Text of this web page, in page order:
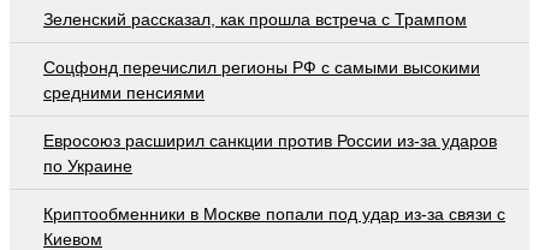
Зеленский рассказал, как прошла встреча с Трампом
Соцфонд перечислил регионы РФ с самыми высокими
средними пенсиями
Евросоюз расширил санкции против России из-за ударов
по Украине
Криптообменники в Москве попали под удар из-за связи с
Киевом